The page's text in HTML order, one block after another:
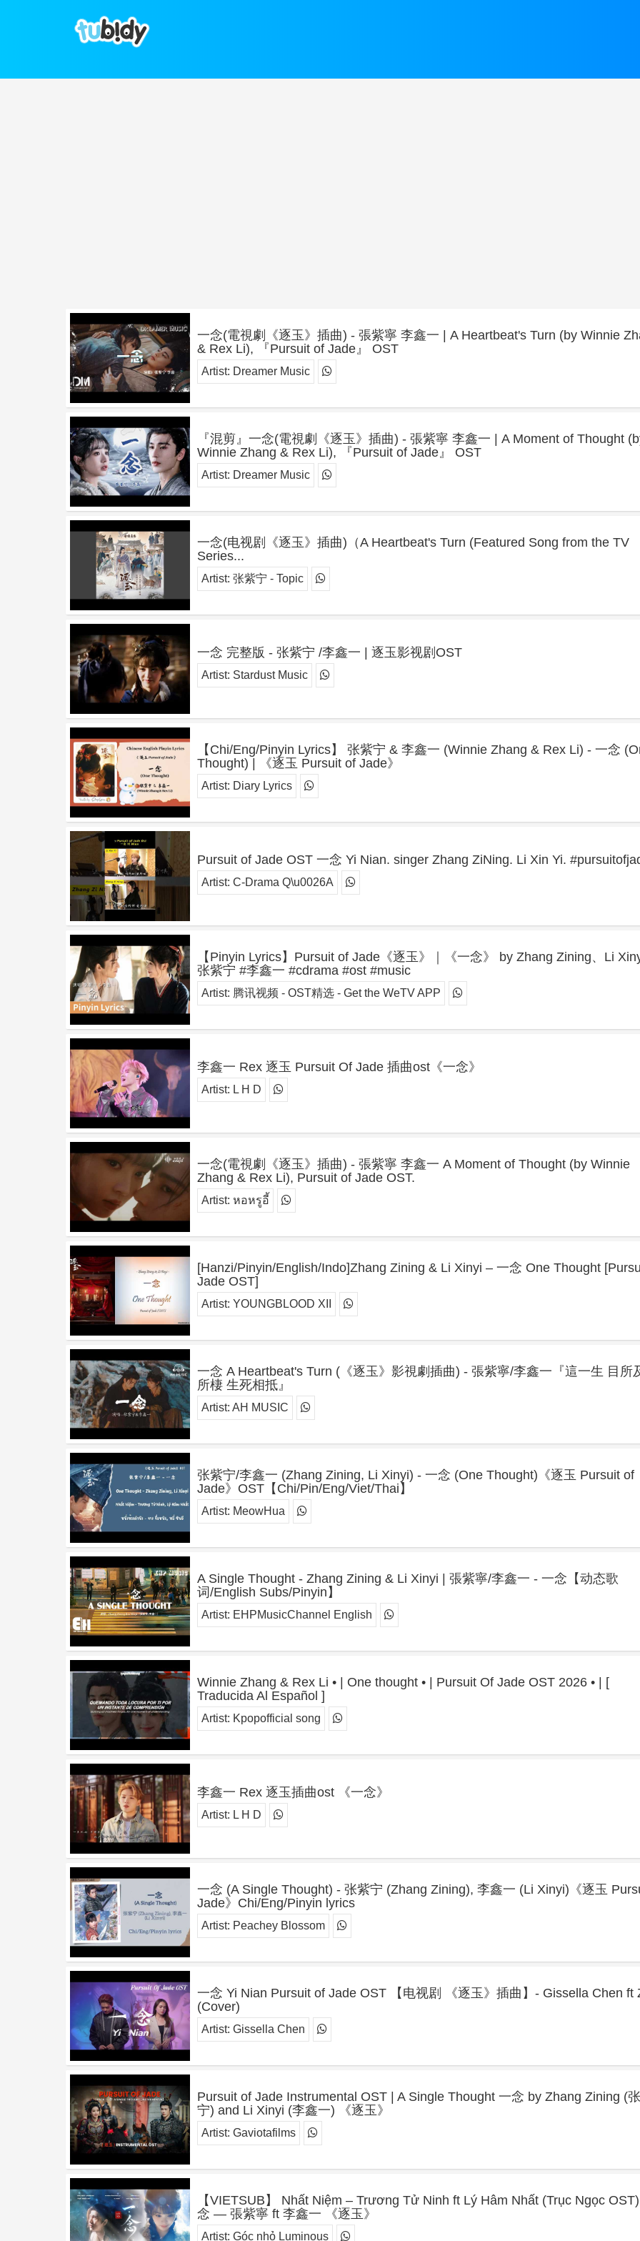
一念(電視劇《逐玉》插曲) - 張紫寧 李鑫一 | A Heartbeat's Turn (by Winnie
& Rex Li), 『Pursuit of Jade』 OST
Artist: Dreamer Music
『混剪』一念(電視劇《逐玉》插曲) - 張紫寧 李鑫一 | A Moment of Thought
Winnie Zhang & Rex Li), 『Pursuit of Jade』 OST
Artist: Dreamer Music
一念(电视剧《逐玉》插曲)（A Heartbeat's Turn (Featured Song from the TV
Series...
Artist: 张紫宁 - Topic
一念 完整版 - 张紫宁 /李鑫一 | 逐玉影视剧OST
Artist: Stardust Music
【Chi/Eng/Pinyin Lyrics】 张紫宁 & 李鑫一 (Winnie Zhang & Rex Li) - 一念
Thought) | 《逐玉 Pursuit of Jade》
Artist: Diary Lyrics
Pursuit of Jade OST 一念 Yi Nian. singer Zhang ZiNing. Li Xin Yi.
Artist: C-Drama Q\u0026A
【Pinyin Lyrics】Pursuit of Jade《逐玉》｜《一念》 by Zhang Zining、Li
张紫宁 #李鑫一 #cdrama #ost #music
Artist: 腾讯视频 - OST精选 - Get the WeTV APP
李鑫一 Rex 逐玉 Pursuit Of Jade 插曲ost《一念》
Artist: L H D
一念(電視劇《逐玉》插曲) - 張紫寧 李鑫一 A Moment of Thought (by Winnie
Zhang & Rex Li), Pursuit of Jade OST.
Artist: หอหรูอี้
[Hanzi/Pinyin/English/Indo]Zhang Zining & Li Xinyi – 一念 One Thought
Jade OST]
Artist: YOUNGBLOOD XII
一念 A Heartbeat's Turn (《逐玉》影視劇插曲) - 張紫寧/李鑫一『這一生 目所
所棲 生死相抵』
Artist: AH MUSIC
张紫宁/李鑫一 (Zhang Zining, Li Xinyi) - 一念 (One Thought)《逐玉 Pursuit of
Jade》OST【Chi/Pin/Eng/Viet/Thai】
Artist: MeowHua
A Single Thought - Zhang Zining & Li Xinyi | 張紫寧/李鑫一 - 一念【动态歌
词/English Subs/Pinyin】
Artist: EHPMusicChannel English
Winnie Zhang & Rex Li • | One thought • | Pursuit Of Jade OST 2026 • | [
Traducida Al Español ]
Artist: Kpopofficial song
李鑫一 Rex 逐玉插曲ost 《一念》
Artist: L H D
一念 (A Single Thought) - 张紫宁 (Zhang Zining), 李鑫一 (Li Xinyi)《逐玉
Jade》Chi/Eng/Pinyin lyrics
Artist: Peachey Blossom
一念 Yi Nian Pursuit of Jade OST 【电视剧 《逐玉》插曲】- Gissella Chen ft
(Cover)
Artist: Gissella Chen
Pursuit of Jade Instrumental OST | A Single Thought 一念 by Zhang Zining (
宁) and Li Xinyi (李鑫一) 《逐玉》
Artist: Gaviotafilms
【VIETSUB】 Nhất Niệm – Trương Tử Ninh ft Lý Hâm Nhất (Trục Ngọc
念 — 張紫寧 ft 李鑫一 《逐玉》
Artist: Góc nhỏ Luminous